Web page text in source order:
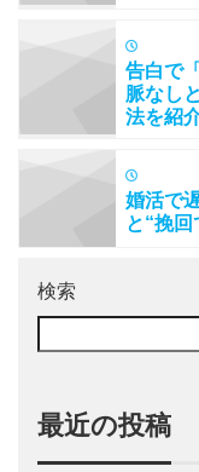
告白で
脈なし
法を紹
婚活で
と“挽
検索
最近の投稿